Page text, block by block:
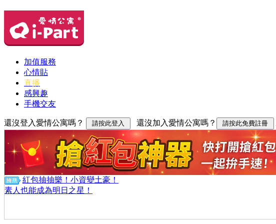
加值服務
心情貼
直播
感興趣
手機交友
還沒登入愛情公寓嗎？ 還沒加入愛情公寓嗎？
紅包抽抽樂！小資變土豪！
素人也能成為明日之星！